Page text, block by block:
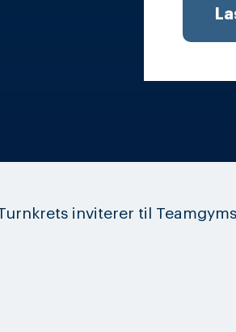
inviterer til